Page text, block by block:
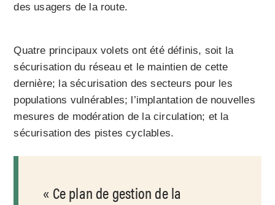
des usagers de la route.
Quatre principaux volets ont été définis, soit la
sécurisation du réseau et le maintien de cette
dernière; la sécurisation des secteurs pour les
populations vulnérables; l’implantation de nouvelles
mesures de modération de la circulation; et la
sécurisation des pistes cyclables.
Ce plan de gestion de la